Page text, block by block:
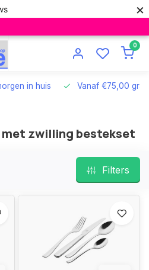
×
0
in huis Vanaf €75,00
zwilling bestekset
Filters